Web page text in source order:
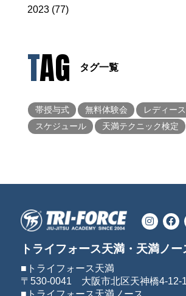
2023 (77)
TAG タグ一覧
帯授与式 無料体験会
レディー
スケジュール
天満テクニック検定
トライフォース天満・天満ノー
■トライフォース天満
〒530-0041 大阪市北区天神橋4-12-